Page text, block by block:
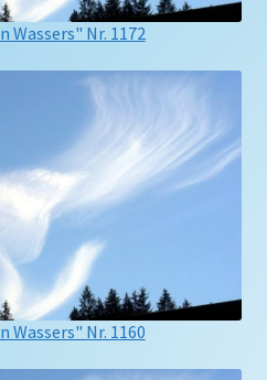
Wassers" Nr. 1172
Wassers" Nr. 1160